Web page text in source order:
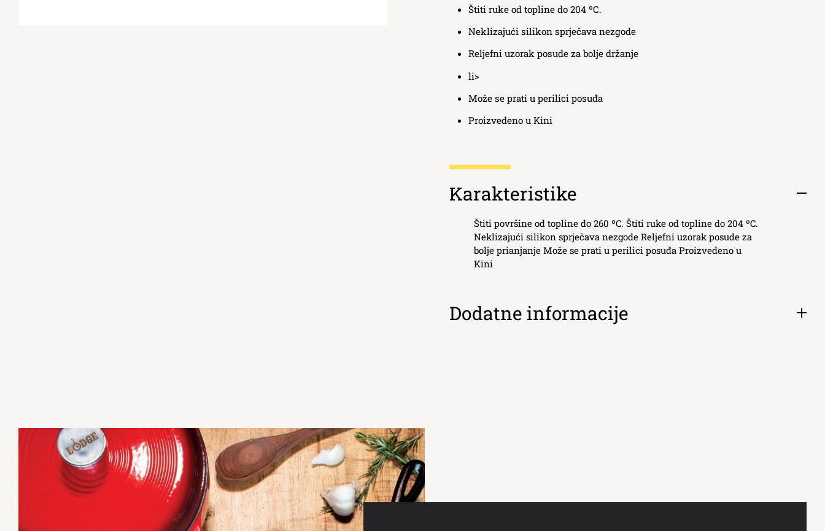
Štiti ruke od topline do 204 ºC.
Neklizajući silikon sprječava nezgode
Reljefni uzorak posude za bolje držanje
li>
Može se prati u perilici posuđa
Proizvedeno u Kini
Κarakteristike
Štiti površine od topline do 260 ºC. Štiti ruke od topline do 204 ºC.
Neklizajući silikon sprječava nezgode Reljefni uzorak posude za
bolje prianjanje Može se prati u perilici posuđa Proizvedeno u
Kini
Dodatne informacije
Otvori